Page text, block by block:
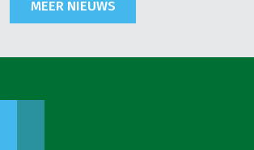
MEER NIEUWS